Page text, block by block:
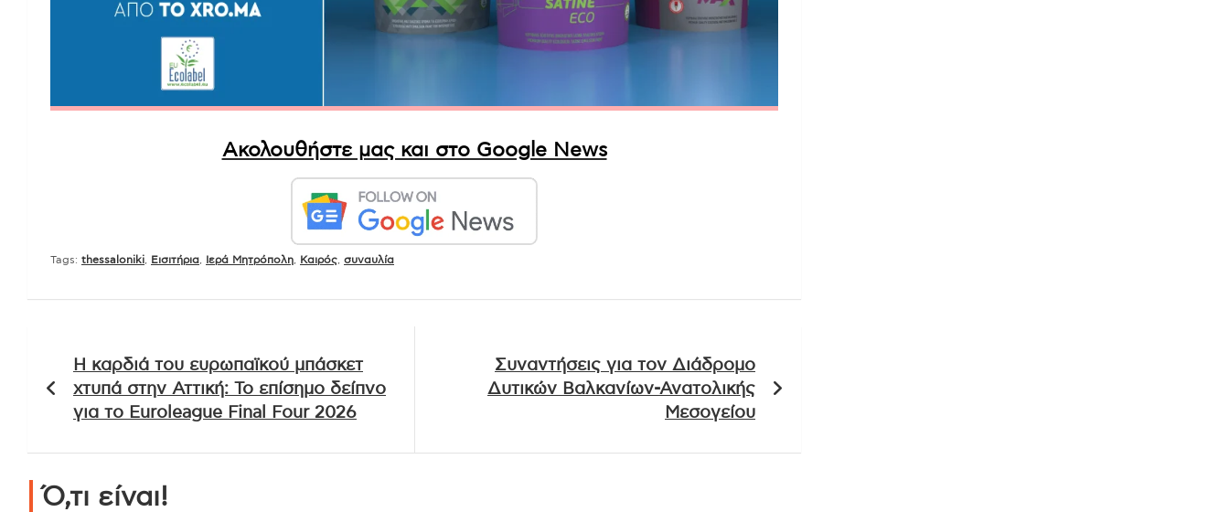
Ακολουθήστε μας και στο Google News
Tags: thessaloniki Εισιτήρια Ιερά Μητρόπολη Καιρός συναυλία
άρθρων
Η καρδιά του ευρωπαϊκού μπάσκετ
χτυπά στην Αττική: Το επίσημο δείπνο
για το Euroleague Final Four 2026
Συναντήσεις για τον Διάδρομο
Δυτικών Βαλκανίων-Ανατολικής
Μεσογείου
Ό,τι είναι!